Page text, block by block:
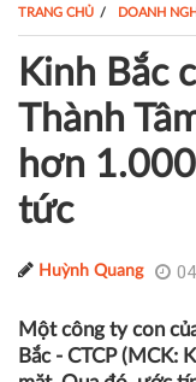
Kinh Bắc
Thành
hơn
tức
Một công ty con
Bắc - CTCP (MCK:
mặt. Qua đó, ước